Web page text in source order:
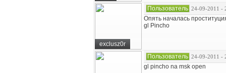
exclusz0r
Пользователь 24-09-2011 -
Опять началась
gl Pincho
Пользователь 24-09-2011 -
gl pincho na msk open